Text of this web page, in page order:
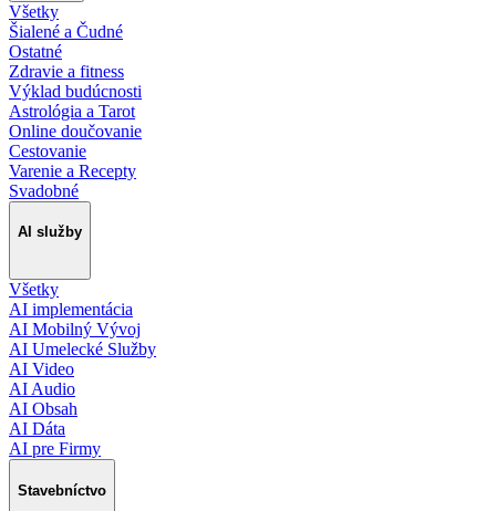
Všetky
Šialené a Čudné
Ostatné
Zdravie a fitness
Výklad budúcnosti
Astrológia a Tarot
Online doučovanie
Cestovanie
Varenie a Recepty
Svadobné
AI služby
Všetky
AI implementácia
AI Mobilný Vývoj
AI Umelecké Služby
AI Video
AI Audio
AI Obsah
AI Dáta
AI pre Firmy
Stavebníctvo